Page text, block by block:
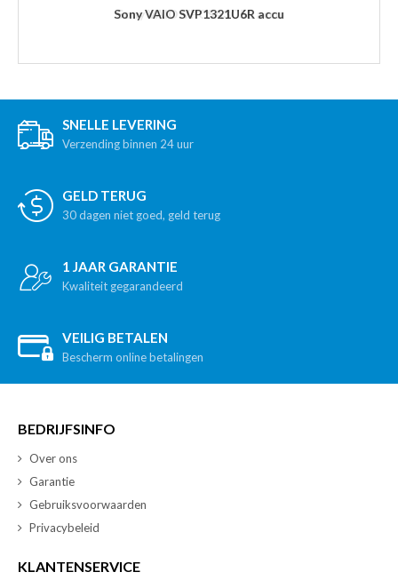
Sony VAIO SVP1321U6R accu
SNELLE LEVERING
Verzending binnen 24 uur
GELD TERUG
30 dagen niet goed, geld terug
1 JAAR GARANTIE
Kwaliteit gegarandeerd
VEILIG BETALEN
Bescherm online betalingen
BEDRIJFSINFO
Over ons
Garantie
Gebruiksvoorwaarden
Privacybeleid
KLANTENSERVICE